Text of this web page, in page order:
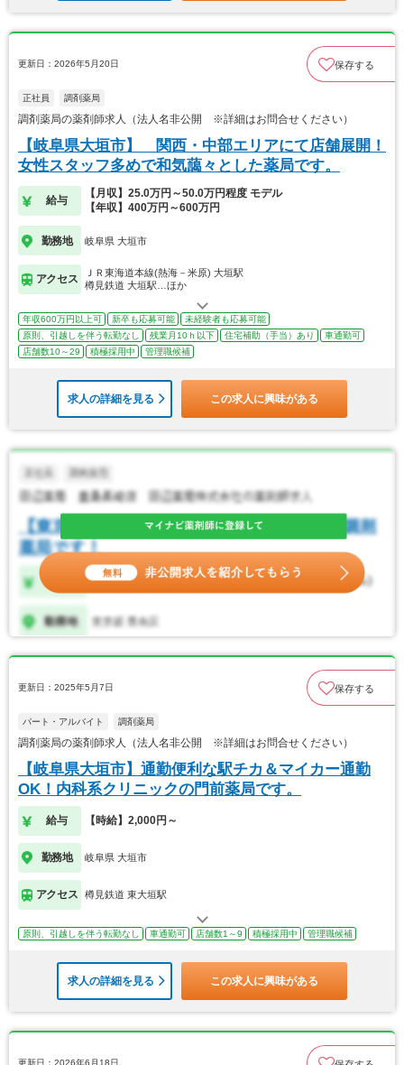
更新日：2026年5月20日 保存する
正社員 調剤薬局
調剤薬局の薬剤師求人（法人名非公開 ※詳細はお問合せください）
【岐阜県大垣市】 関西・中部エリアにて店舗展開！
女性スタッフ多めで和気藹々とした薬局です。
給与
【月収】25.0万円～50.0万円程度 モデル
【年収】400万円～600万円
勤務地 岐阜県 大垣市
アクセス
ＪＲ東海道本線(熱海－米原) 大垣駅
樽見鉄道 大垣駅…ほか
年収600万円以上可 新卒も応募可能
未経験者も応募可能
原則、引越しを伴う転勤なし
残業月10ｈ以下 住宅補助（手当）あり
車通勤可
店舗数10～29
積極採用中 管理職候補
求人の詳細を見る この求人に興味がある
更新日：2025年5月7日 保存する
パート・アルバイト 調剤薬局
調剤薬局の薬剤師求人（法人名非公開 ※詳細はお問合せください）
【岐阜県大垣市】通勤便利な駅チカ＆マイカー通勤
OK！内科系クリニックの門前薬局です。
給与 【時給】2,000円～
勤務地 岐阜県 大垣市
アクセス 樽見鉄道 東大垣駅
原則、引越しを伴う転勤なし 車通勤可 店舗数1～9 積極採用中 管理職候補
求人の詳細を見る この求人に興味がある
更新日：2026年6月18日